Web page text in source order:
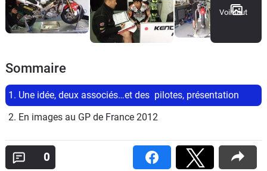
Voir tout
Sommaire
1. Une idée, deux associés…et des  pilotes, présentation
2. En images au GP de France 2012
0